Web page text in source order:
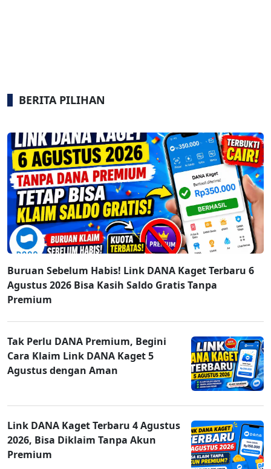
BERITA PILIHAN
Buruan Sebelum Habis! Link DANA Kaget Terbaru 6
Agustus 2026 Bisa Kasih Saldo Gratis Tanpa
Premium
Tak Perlu DANA Premium, Begini
Cara Klaim Link DANA Kaget 5
Agustus dengan Aman
Link DANA Kaget Terbaru 4 Agustus
2026, Bisa Diklaim Tanpa Akun
Premium